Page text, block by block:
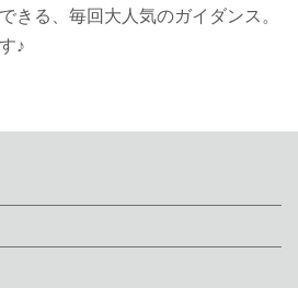
きる、毎回大人気のガイダンス。
♪